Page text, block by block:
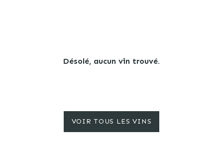
Désolé, aucun vin trouvé.
VOIR TOUS LES VINS